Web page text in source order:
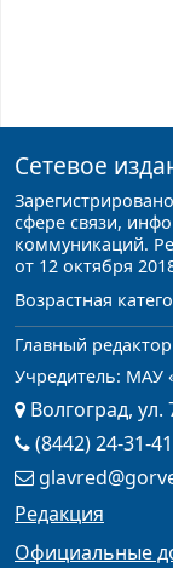
Сетевое
сфере связи,
коммуникаций.
от 12 октября
Возрастная
Главный
Учредитель: МАУ
Волгоград, ул.
(8442) 24-31-41
Редакция
Официальные